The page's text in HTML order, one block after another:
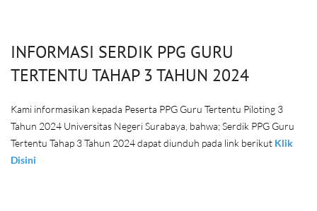
INFORMASI SERDIK PPG GURU
TERTENTU TAHAP 3 TAHUN 2024
Kami informasikan kepada Peserta PPG Guru Tertentu Piloting 3
Tahun 2024 Universitas Negeri Surabaya, bahwa; Serdik PPG Guru
Tertentu Tahap 3 Tahun 2024 dapat diunduh pada link berikut Klik
Disini